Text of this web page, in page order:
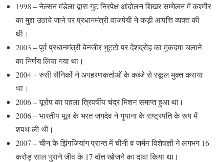
1998 – नेल्सन मंडेला द्वारा गुट निरपेक्ष आंदोलन शिखर सम्मेलन में कश्मीर
का मुद्दा उठाये जाने पर प्रधानमंत्री वाजपेयी ने कड़ी आपत्ति व्यक्त की
थी।
2003 – पूर्व प्रधानमंत्री बेनजीर भुट्टो पर देशद्रोह का मुकदमा चलाने
का निर्णय लिया गया था।
2004 – रुसी सैनिकों ने अपहरणकर्ताओं के कब्‍जे से स्कूल मुक्त कराया
था।
2006 – यूरोप का पहला त्रिवर्षीय चंद्र मिशन समाप्त हुआ था।
2006 – भारतीय मूल के भरत जगदेव ने गुयाना के राष्ट्रपति के रूप में
शपथ ली थी।
2007 – चीन के झिंगजियांग प्रान्त में चीनी व जर्मन विशेषज्ञों ने लगभग 16
करोड़ साल पुराने जीव के 17 दाँत खोजने का दावा किया था।